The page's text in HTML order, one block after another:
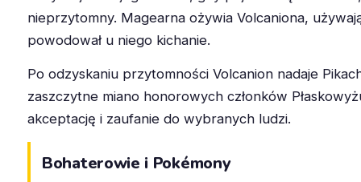
nieprzytomny. Magearna ożywia Volcaniona,
powodował u niego kichanie.
Po odzyskaniu przytomności Volcanion nadaje
zaszczytne miano honorowych członków
akceptację i zaufanie do wybranych ludzi.
Bohaterowie i Pokémony